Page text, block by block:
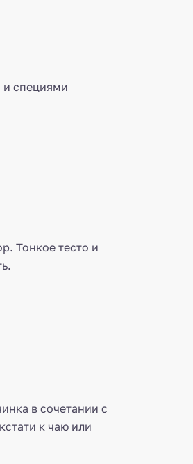
и специями
Тонкое тесто и
в сочетании с
к чаю или